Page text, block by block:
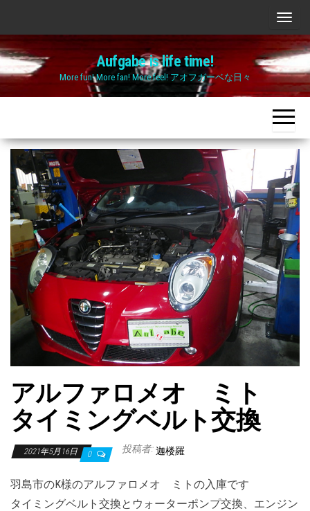
the
content
ナ
ビ
ゲ
ー
シ
ョ
ン
り
替
え
Aufgabe is life time!
More fun! More fan! More feel! アオフガーベな日々
アルファロメオ ミト
タイミングベルト交換
2021年5月16日 0 投稿者: 迦楼羅
羽島市のK様のアルファロメオ ミトの入庫です
タイミングベルト交換とウォーターポンプ交換、エンジン